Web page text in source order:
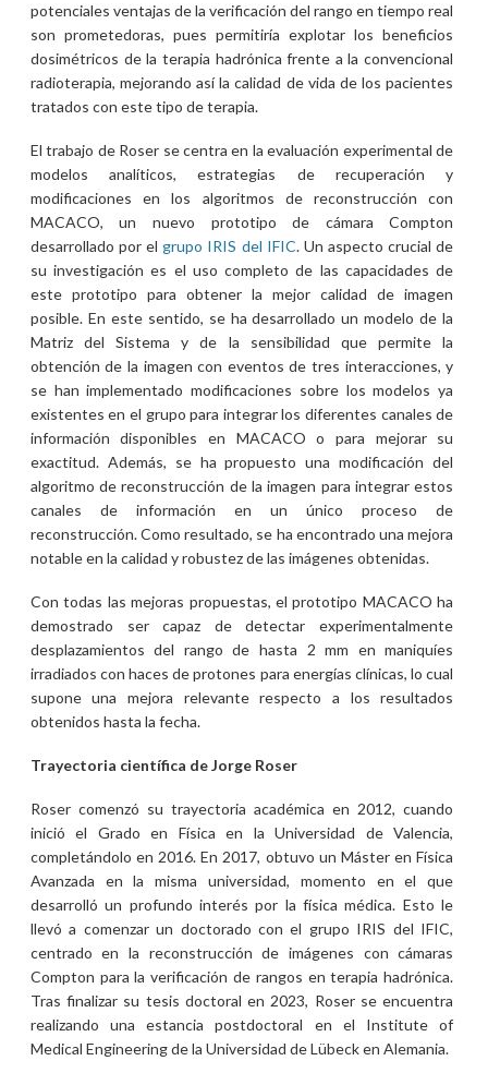
potenciales ventajas de la verificación del rango en tiempo real
son prometedoras, pues permitiría explotar los beneficios
dosimétricos de la terapia hadrónica frente a la convencional
radioterapia, mejorando así la calidad de vida de los pacientes
tratados con este tipo de terapia.
El trabajo de Roser se centra en la evaluación experimental de
modelos analíticos, estrategias de recuperación y
modificaciones en los algoritmos de reconstrucción con
MACACO, un nuevo prototipo de cámara Compton
desarrollado por elgrupo IRIS del IFIC. Un aspecto crucial de
su investigación es el uso completo de las capacidades de
este prototipo para obtener la mejor calidad de imagen
posible. En este sentido, se ha desarrollado un modelo de la
Matriz del Sistema y de la sensibilidad que permite la
obtención de la imagen con eventos de tres interacciones, y
se han implementado modificaciones sobre los modelos ya
existentes en el grupo para integrar los diferentes canales de
información disponibles en MACACO o para mejorar su
exactitud. Además, se ha propuesto una modificación del
algoritmo de reconstrucción de la imagen para integrar estos
canales de información en un único proceso de
reconstrucción. Como resultado, se ha encontrado una mejora
notable en la calidad y robustez de las imágenes obtenidas.
Con todas las mejoras propuestas, el prototipo MACACO ha
demostrado ser capaz de detectar experimentalmente
desplazamientos del rango de hasta 2 mm en maniquíes
irradiados con haces de protones para energías clínicas, lo cual
supone una mejora relevante respecto a los resultados
obtenidos hasta la fecha.
Trayectoria científica de Jorge Roser
Roser comenzó su trayectoria académica en 2012, cuando
inició el Grado en Física en la Universidad de Valencia,
completándolo en 2016. En 2017, obtuvo un Máster en Física
Avanzada en la misma universidad, momento en el que
desarrolló un profundo interés por la física médica. Esto le
llevó a comenzar un doctorado con el grupo IRIS del IFIC,
centrado en la reconstrucción de imágenes con cámaras
Compton para la verificación de rangos en terapia hadrónica.
Tras finalizar su tesis doctoral en 2023, Roser se encuentra
realizando una estancia postdoctoral en el Institute of
Medical Engineering de la Universidad de Lübeck en Alemania.